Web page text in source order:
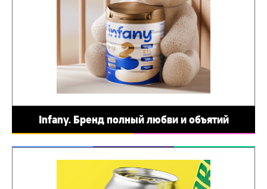
Infany. Бренд полный любви и объятий